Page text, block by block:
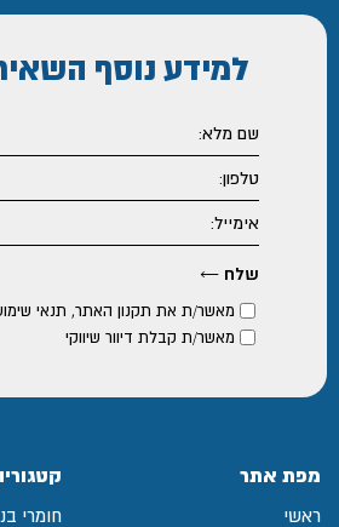
למידע נוסף
מאשר/ת את תקנון האתר, תנאי
מאשר/ת קבלת דיוור שיווקי
מפת אתר
ראשי
חומרי